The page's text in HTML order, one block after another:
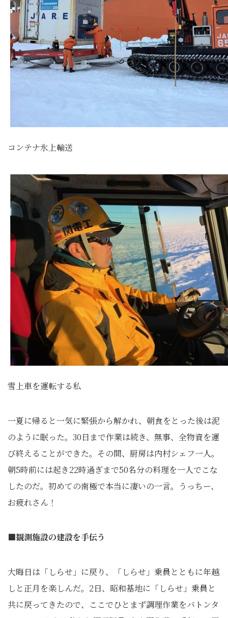
コンテナ氷上輸送
雪上車を運転する私
一夏に帰ると一気に緊張から解かれ、朝食をとった後は泥
のように眠った。30日まで作業は続き、無事、全物資を運
び終えることができた。その間、厨房は内村シェフ一人。
朝5時前には起き22時過ぎまで50名分の料理を一人でこな
したのだ。初めての南極で本当に凄いの一言。うっちー、
お疲れさん！
■観測施設の建設を手伝う
大晦日は「しらせ」に戻り、「しらせ」乗員とともに年越
しと正月を楽しんだ。2日、昭和基地に「しらせ」乗員と
共に戻ってきたので、ここでひとまず調理作業をバトンタ